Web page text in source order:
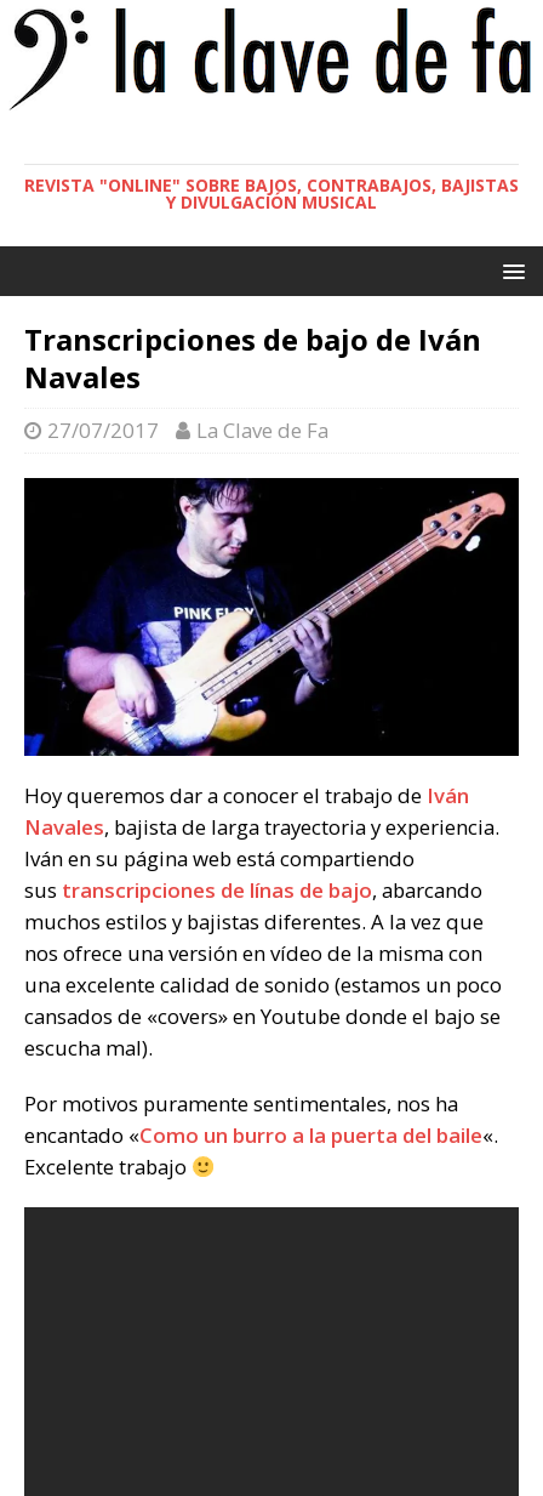
REVISTA "ONLINE" SOBRE BAJOS, CONTRABAJOS, BAJISTAS
Y DIVULGACIÓN MUSICAL
Transcripciones de bajo de Iván
Navales
27/07/2017 La Clave de Fa
Hoy queremos dar a conocer el trabajo de Iván
Navales, bajista de larga trayectoria y experiencia.
Iván en su página web está compartiendo
sus transcripciones de línas de bajo, abarcando
muchos estilos y bajistas diferentes. A la vez que
nos ofrece una versión en vídeo de la misma con
una excelente calidad de sonido (estamos un poco
cansados de «covers» en Youtube donde el bajo se
escucha mal).
Por motivos puramente sentimentales, nos ha
encantado «Como un burro a la puerta del baile«.
Excelente trabajo